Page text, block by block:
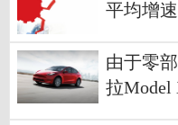
平均增
由于零
拉Model